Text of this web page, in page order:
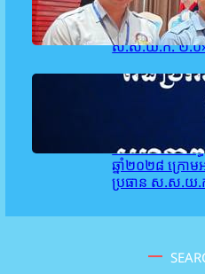
ស.ស.យ.ក. ខេត្ត
ប្រកាសដាក់ឱ្យអនុវ
ស.ស.យ.ក. ២.០»
February 21, 2026.
សហភាពសហព័ន្
ប្រកាសដាក់ឱ្យអនុ
សហភាពសហព័ន្ធ
ឆ្នាំ២០២៨ ក្រោ
ប្រធាន ស.ស.យ.